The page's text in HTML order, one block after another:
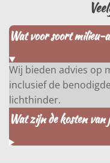
Wat voor soort milieu-
Wij bieden advies op
inclusief de
lichthinder.
Wat zijn de kosten van